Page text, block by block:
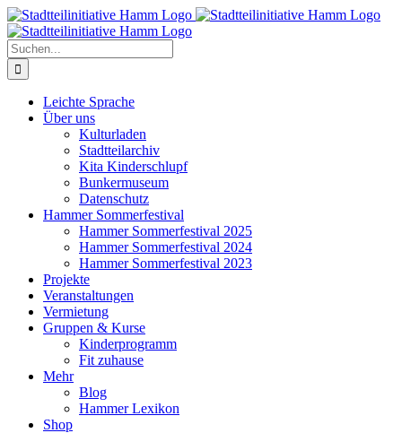
Zum
Inhalt
springen
Suche
nach:
Leichte Sprache
Über uns
Kulturladen
Stadtteilarchiv
Kita Kinderschlupf
Bunkermuseum
Datenschutz
Hammer Sommerfestival
Hammer Sommerfestival 2025
Hammer Sommerfestival 2024
Hammer Sommerfestival 2023
Projekte
Veranstaltungen
Vermietung
Gruppen & Kurse
Kinderprogramm
Fit zuhause
Mehr
Blog
Hammer Lexikon
Shop